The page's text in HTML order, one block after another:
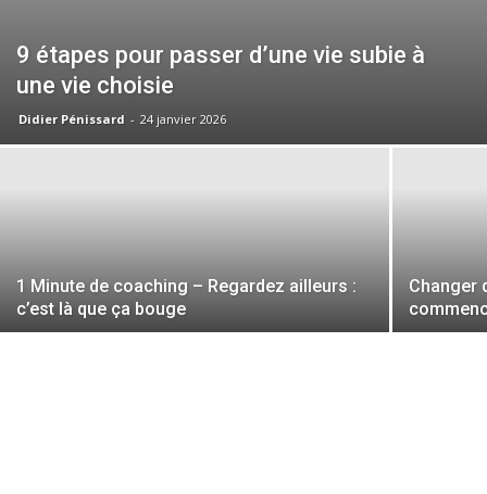
9 étapes pour passer d’une vie subie à
une vie choisie
Didier Pénissard - 24 janvier 2026
1 Minute de coaching – Regardez ailleurs :
c’est là que ça bouge
Changer